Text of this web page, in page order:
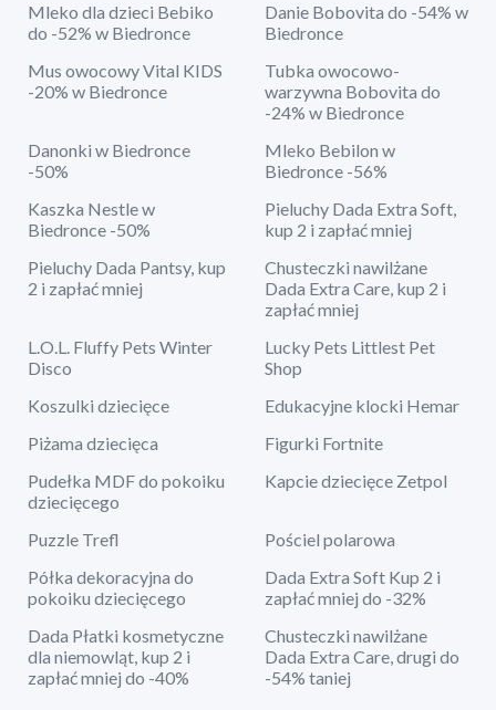
Mleko dla dzieci Bebiko
do -52% w Biedronce
Danie Bobovita do -54% w
Biedronce
Mus owocowy Vital KIDS
-20% w Biedronce
Tubka owocowo-
warzywna Bobovita do
-24% w Biedronce
Danonki w Biedronce
-50%
Mleko Bebilon w
Biedronce -56%
Kaszka Nestle w
Biedronce -50%
Pieluchy Dada Extra Soft,
kup 2 i zapłać mniej
Pieluchy Dada Pantsy, kup
2 i zapłać mniej
Chusteczki nawilżane
Dada Extra Care, kup 2 i
zapłać mniej
L.O.L. Fluffy Pets Winter
Disco
Lucky Pets Littlest Pet
Shop
Koszulki dziecięce
Edukacyjne klocki Hemar
Piżama dziecięca
Figurki Fortnite
Pudełka MDF do pokoiku
dziecięcego
Kapcie dziecięce Zetpol
Puzzle Trefl
Pościel polarowa
Półka dekoracyjna do
pokoiku dziecięcego
Dada Extra Soft Kup 2 i
zapłać mniej do -32%
Dada Płatki kosmetyczne
dla niemowląt, kup 2 i
zapłać mniej do -40%
Chusteczki nawilżane
Dada Extra Care, drugi do
-54% taniej